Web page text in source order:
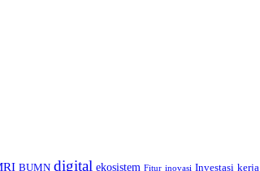
BUMN digital ekosistem Fitur inovasi Investasi kerja